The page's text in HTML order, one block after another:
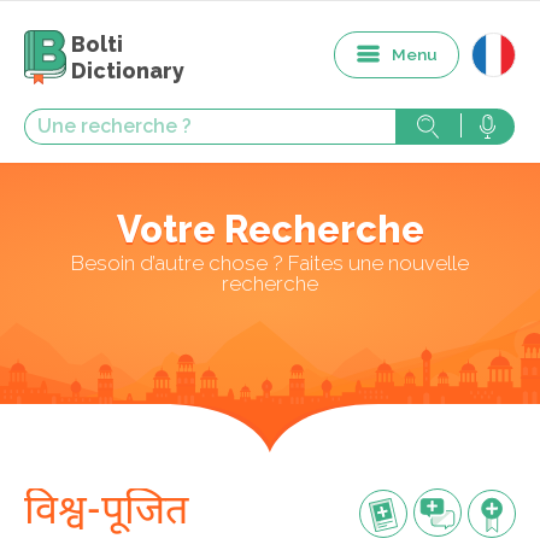
Bolti
Dictionary
Menu
Votre Recherche
Besoin d’autre chose ? Faites une nouvelle
recherche
विश्व-पूजित